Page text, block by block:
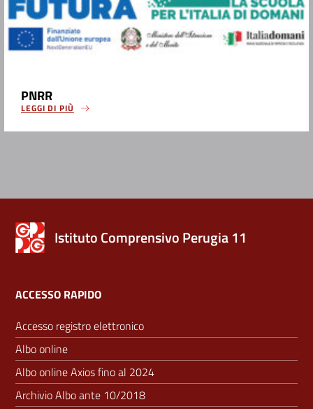
PNRR
LEGGI DI PIÙ
Istituto Comprensivo Perugia 11
ACCESSO RAPIDO
Accesso registro elettronico
Albo online
Albo online Axios fino al 2024
Archivio Albo ante 10/2018